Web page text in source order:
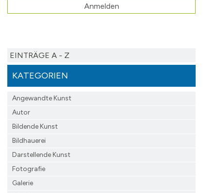
Anmelden
EINTRÄGE A - Z
KATEGORIEN
Angewandte Kunst
Autor
Bildende Kunst
Bildhauerei
Darstellende Kunst
Fotografie
Galerie